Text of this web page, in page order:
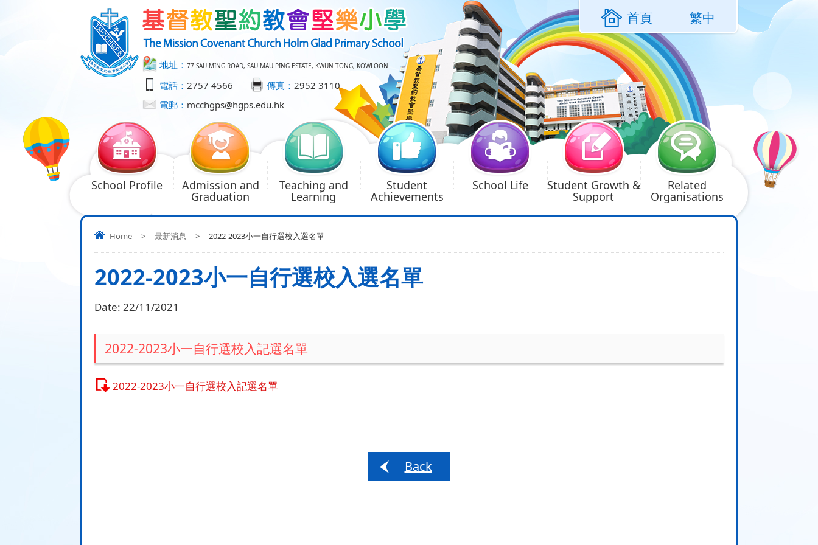
地址： 77 SAU MING ROAD, SAU MAU PING ESTATE, KWUN TONG, KOWLOON
電話： 2757 4566 傳真： 2952 3110
電郵： mcchgps@hgps.edu.hk
首頁 繁中
School Profile Admission and
Graduation
Teaching and
Learning
Student
Achievements
School Life Student Growth &
Support
Related
Organisations
Home > 最新消息 > 2022-2023小一自行選校入選名單
2022-2023小一自行選校入選名單
Date: 22/11/2021
2022-2023小一自行選校入記選名單
2022-2023小一自行選校入記選名單
Back